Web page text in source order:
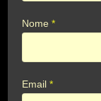
Nome*
Email*